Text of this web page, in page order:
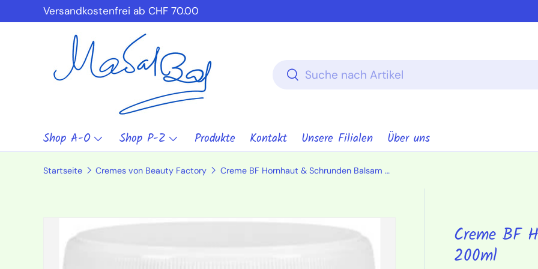
Direkt zum Inhalt
Versandkostenfrei ab CHF 70.00
Suchen
Suchen
Shop A-O Shop P-Z Produkte Kontakt Unsere Filialen Über uns
Startseite Cremes von Beauty Factory Creme BF Hornhaut & Schrunden Balsam 200ml
Zu Produktinformationen springen
Creme BF
200ml